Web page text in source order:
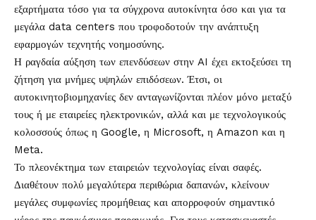
εξαρτήματα τόσο για τα σύγχρονα αυτοκίνητα όσο και για τα
μεγάλα data centers που τροφοδοτούν την ανάπτυξη
εφαρμογών τεχνητής νοημοσύνης.
Η ραγδαία αύξηση των επενδύσεων στην AI έχει εκτοξεύσει τη
ζήτηση για μνήμες υψηλών επιδόσεων. Έτσι, οι
αυτοκινητοβιομηχανίες δεν ανταγωνίζονται πλέον μόνο μεταξύ
τους ή με εταιρείες ηλεκτρονικών, αλλά και με τεχνολογικούς
κολοσσούς όπως η Google, η Microsoft, η Amazon και η
Meta.
Το πλεονέκτημα των εταιρειών τεχνολογίας είναι σαφές.
Διαθέτουν πολύ μεγαλύτερα περιθώρια δαπανών, κλείνουν
μεγάλες συμφωνίες προμήθειας και απορροφούν σημαντικό